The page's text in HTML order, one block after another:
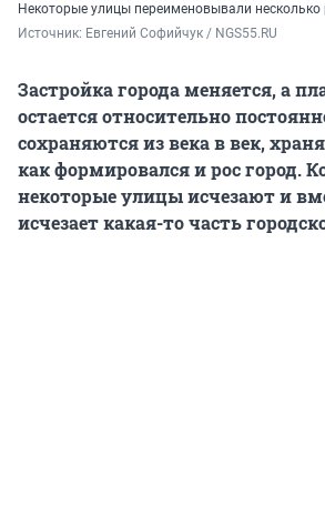
Некоторые улицы переименовывали несколько
Источник: Евгений Софийчук / NGS55.RU
Застройка города меняется, а
остается относительно
сохраняются из века в век,
как формировался и рос город.
некоторые улицы исчезают и
исчезает какая-то часть